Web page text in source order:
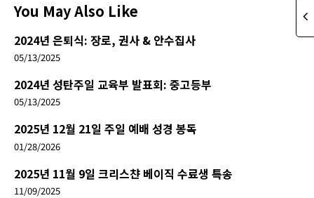
You May Also Like
2024년 은퇴식: 장로, 권사 & 안수집사
05/13/2025
2024년 성탄주일 교육부 발표회: 중고등부
05/13/2025
2025년 12월 21일 주일 예배 성경 봉독
01/28/2026
2025년 11월 9일 크리스챤 베이직 수료생 특송
11/09/2025